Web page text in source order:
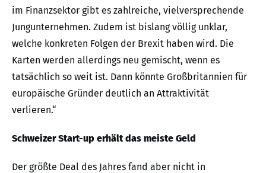
im Finanzsektor gibt es zahlreiche, vielversprechende
Jungunternehmen. Zudem ist bislang völlig unklar,
welche konkreten Folgen der Brexit haben wird. Die
Karten werden allerdings neu gemischt, wenn es
tatsächlich so weit ist. Dann könnte Großbritannien für
europäische Gründer deutlich an Attraktivität
verlieren.“
Schweizer Start-up erhält das meiste Geld
Der größte Deal des Jahres fand aber nicht in